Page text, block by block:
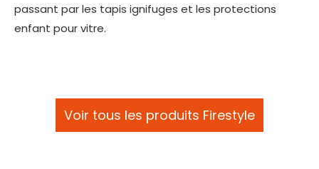
passant par les tapis ignifuges et les protections
enfant pour vitre.
Voir tous les produits Firestyle